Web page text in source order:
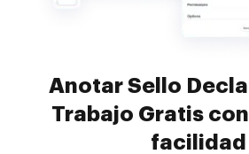
Anotar Sello
Trabajo Gratis
facilidad